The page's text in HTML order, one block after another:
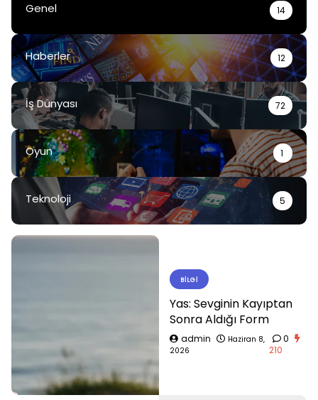
Genel 14
Haberler 12
İş Dünyası 72
Oyun 1
Teknoloji 5
BILGI
Yas: Sevginin Kayıptan
Sonra Aldığı Form
admin
Haziran 8,
2026
0
210